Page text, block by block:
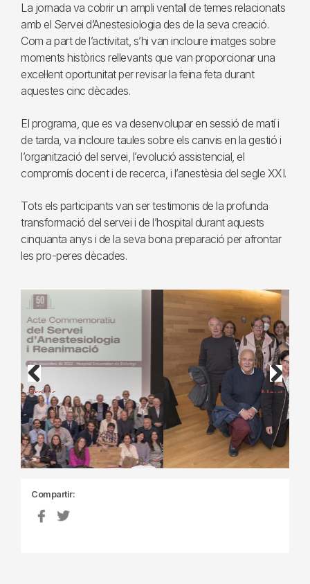
La jornada va cobrir un ampli ventall de temes relacionats
amb el Servei d’Anestesiologia des de la seva creació.
Com a part de l’activitat, s’hi van incloure imatges sobre
moments històrics rellevants que van proporcionar una
excel·lent oportunitat per revisar la feina feta durant
aquestes cinc dècades.
El programa, que es va desenvolupar en sessió de matí i
de tarda, va incloure taules sobre els canvis en la gestió i
l’organització del servei, l’evolució assistencial, el
compromís docent i de recerca, i l’anestèsia del segle XXI.
Tots els participants van ser testimonis de la profunda
transformació del servei i de l’hospital durant aquests
cinquanta anys i de la seva bona preparació per afrontar
les pro-peres dècades.
Previous Next
Compartir: